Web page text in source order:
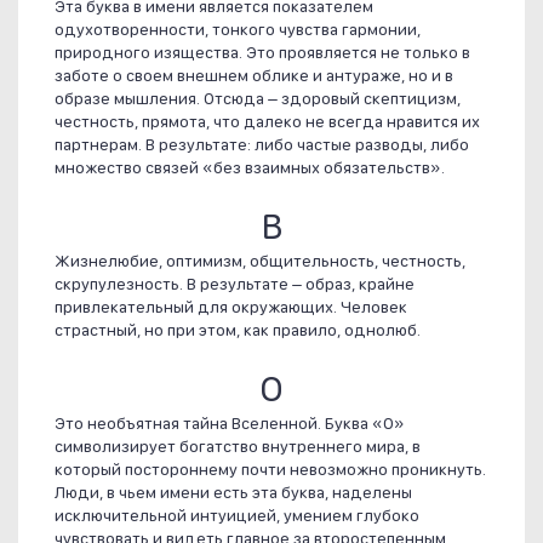
Эта буква в имени является показателем
одухотворенности, тонкого чувства гармонии,
природного изящества. Это проявляется не только в
заботе о своем внешнем облике и антураже, но и в
образе мышления. Отсюда – здоровый скептицизм,
честность, прямота, что далеко не всегда нравится их
партнерам. В результате: либо частые разводы, либо
множество связей «без взаимных обязательств».
В
Жизнелюбие, оптимизм, общительность, честность,
скрупулезность. В результате – образ, крайне
привлекательный для окружающих. Человек
страстный, но при этом, как правило, однолюб.
О
Это необъятная тайна Вселенной. Буква «О»
символизирует богатство внутреннего мира, в
который постороннему почти невозможно проникнуть.
Люди, в чьем имени есть эта буква, наделены
исключительной интуицией, умением глубоко
чувствовать и видеть главное за второстепенным.